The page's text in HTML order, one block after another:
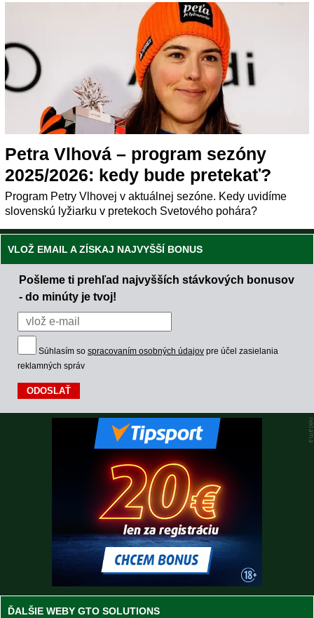
Petra Vlhová – program sezóny
2025/2026: kedy bude pretekať?
Program Petry Vlhovej v aktuálnej sezóne. Kedy uvidíme
slovenskú lyžiarku v pretekoch Svetového pohára?
VLOŽ EMAIL A ZÍSKAJ NAJVYŠŠÍ BONUS
Pošleme ti prehľad najvyšších stávkových bonusov
- do minúty je tvoj!
Súhlasím so spracovaním osobných údajov pre účel zasielania
reklamných správ
ĎALŠIE WEBY GTO SOLUTIONS